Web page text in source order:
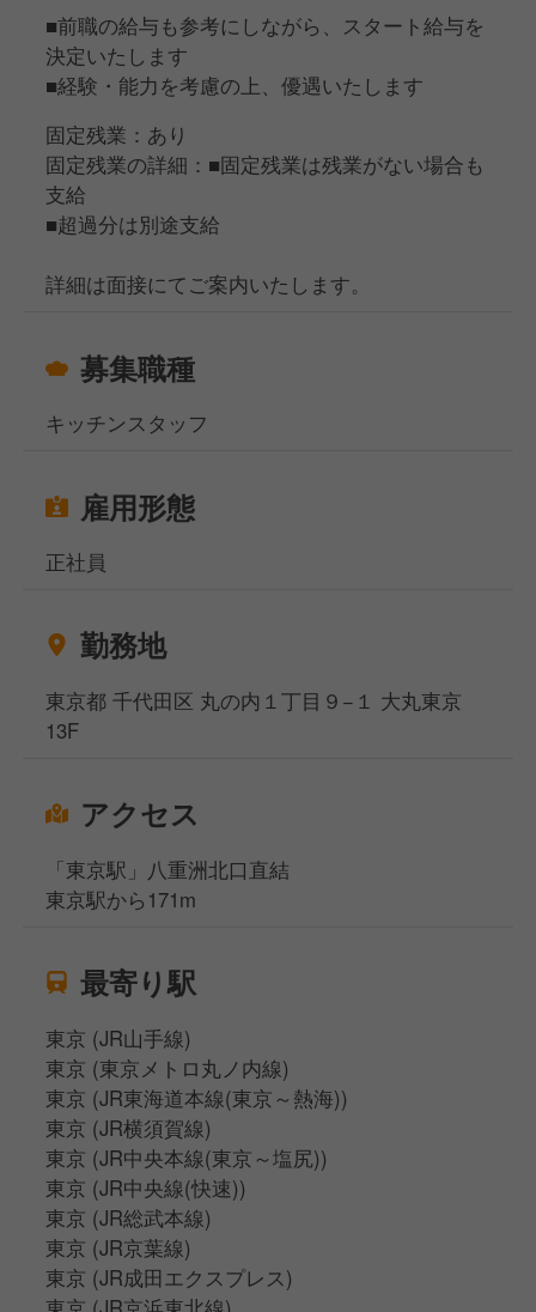
●世界に通用するプロへ
ワイズテーブルコーポレーションでは、社員をどの世
界でも通用するプロフェッショナルな人材に育てま
す。
社内のキャリアアップだけでなく独立や世界で活躍で
きる人材に成長できる教育体制を整えており全力バッ
クアップ！
ので、モチベーションに繋がります！
んだ環境で、「本格的な技術を身につけたい！」とい
■前職の給与も参考にしながら、スタート給与を
決定いたします
■経験・能力を考慮の上、優遇いたします
固定残業：あり
固定残業の詳細：■固定残業は残業がない場合も
支給
■超過分は別途支給
詳細は面接にてご案内いたします。
募集職種
キッチンスタッフ
雇用形態
正社員
勤務地
東京都 千代田区 丸の内１丁目９−１ 大丸東京
13F
アクセス
「東京駅」八重洲北口直結
東京駅から171m
最寄り駅
東京 (JR山手線)
東京 (東京メトロ丸ノ内線)
東京 (JR東海道本線(東京～熱海))
東京 (JR横須賀線)
東京 (JR中央本線(東京～塩尻))
東京 (JR中央線(快速))
東京 (JR総武本線)
東京 (JR京葉線)
東京 (JR成田エクスプレス)